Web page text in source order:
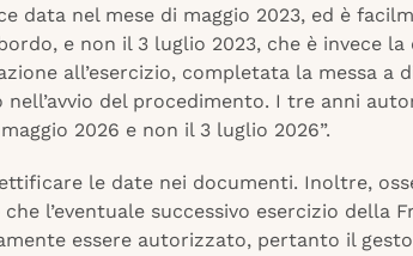
data nel mese di maggio 2023, ed è
e non il 3 luglio 2023, che è invece la
all’esercizio, completata la messa a
del procedimento. I tre anni
2026 e non il 3 luglio 2026”.
le date nei documenti. Inoltre,
che l’eventuale successivo esercizio della
essere autorizzato, pertanto il